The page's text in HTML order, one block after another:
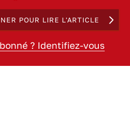
POUR LIRE L'ARTICLE
? Identifiez-vous